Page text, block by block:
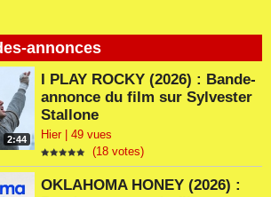
annonces
2:44
I PLAY ROCKY (2026) : Bande-
annonce du film sur Sylvester
Stallone
Hier | 49 vues
(18 votes)
OKLAHOMA HONEY (2026) :